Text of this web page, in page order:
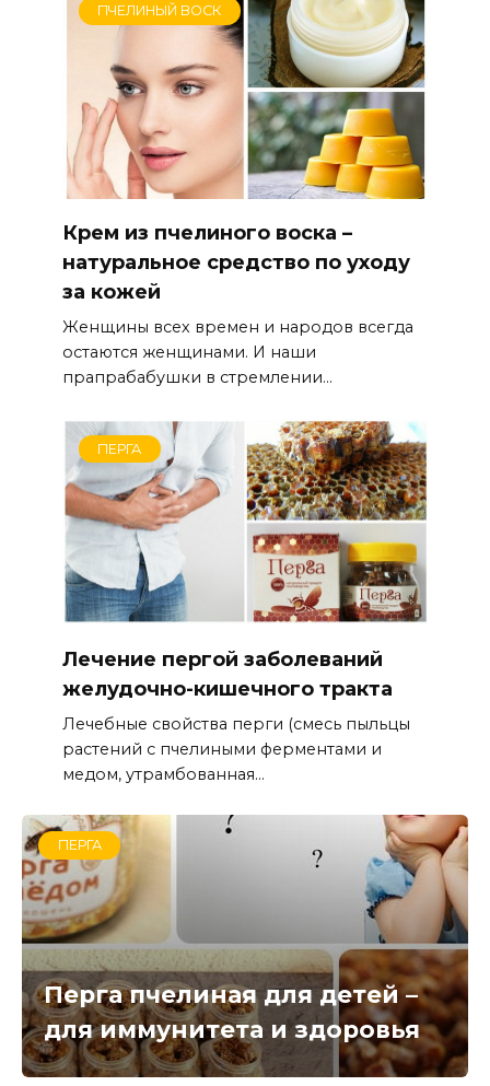
ПЧЕЛИНЫЙ ВОСК
Крем из пчелиного воска –
натуральное средство по уходу
за кожей
Женщины всех времен и народов всегда
остаются женщинами. И наши
прапрабабушки в стремлении...
ПЕРГА
Лечение пергой заболеваний
желудочно-кишечного тракта
Лечебные свойства перги (смесь пыльцы
растений с пчелиными ферментами и
медом, утрамбованная...
ПЕРГА
Перга пчелиная для детей –
для иммунитета и здоровья